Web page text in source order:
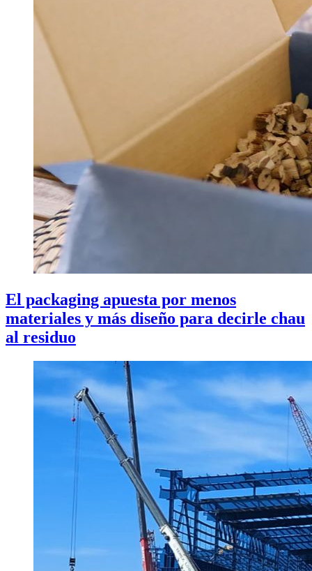
El packaging apuesta por menos
materiales y más diseño para decirle chau
al residuo